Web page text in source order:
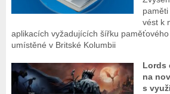
vést k
aplikacích vyžadujících šířku paměťového
umístěné v Britské Kolumbii
Lords
na
s